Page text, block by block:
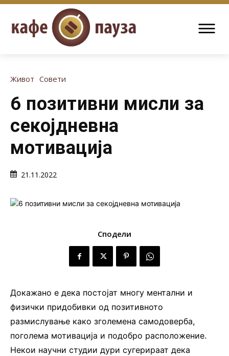
Живот Совети
6 позитивни мисли за
секојдневна
мотивација
21.11.2022
Сподели
Докажано е дека постојат многу ментални и
физички придобивки од позитивното
размислување како зголемена самодоверба,
поголема мотивација и подобро расположение.
Некои научни студии дури сугерираат дека